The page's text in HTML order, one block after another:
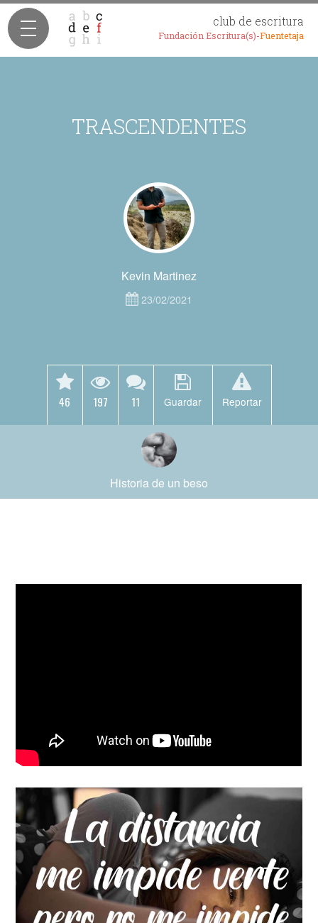
club de escritura
Fundación Escritura(s)-Fuentetaja
TRASCENDENTES
Kevin Martinez
23/02/2021
46 197 11 Guardar Reportar
Historia de un beso